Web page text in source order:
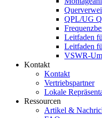
QPL/UG
Leitfaden
Leitfaden
VSWR-
Kontakt
Kontakt
Vertriebspartner
Lokale
Ressourcen
Artikel &